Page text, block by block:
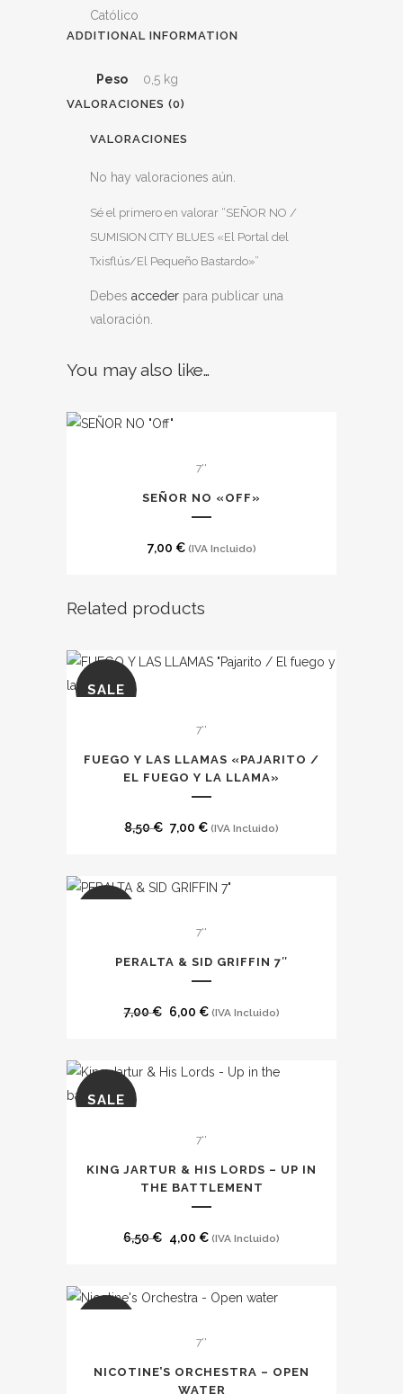
Católico
ADDITIONAL INFORMATION
Peso 0,5 kg
VALORACIONES (0)
VALORACIONES
No hay valoraciones aún.
Sé el primero en valorar “SEÑOR NO /
SUMISION CITY BLUES «El Portal del
Txisflús/El Pequeño Bastardo»”
Debes acceder para publicar una
valoración.
You may also like…
7''
SEÑOR NO «OFF»
7,00 € (IVA Incluido)
Related products
SALE
7''
FUEGO Y LAS LLAMAS «PAJARITO /
EL FUEGO Y LA LLAMA»
8,50€ El
era:
7,00 €El
es:
(IVA Incluido)
7''
PERALTA & SID GRIFFIN 7″
7,00€ El
era:
6,00 €El
es:
(IVA Incluido)
SALE
7''
KING JARTUR & HIS LORDS – UP IN
THE BATTLEMENT
6,50€ El
era:
4,00 €El
es:
(IVA Incluido)
7''
NICOTINE’S ORCHESTRA – OPEN
WATER